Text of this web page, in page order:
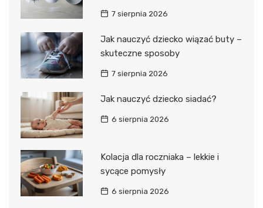
7 sierpnia 2026
Jak nauczyć dziecko wiązać buty –
skuteczne sposoby
7 sierpnia 2026
Jak nauczyć dziecko siadać?
6 sierpnia 2026
Kolacja dla roczniaka – lekkie i
sycące pomysły
6 sierpnia 2026